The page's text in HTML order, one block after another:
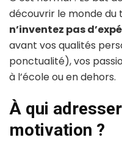
découvrir le monde du
n’inventez pas
avant vos qualités
ponctualité), vos
à l’école ou en dehors.
À qui
motivation ?